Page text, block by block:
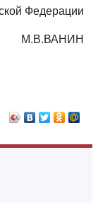
Федерации
М.В.ВАНИН